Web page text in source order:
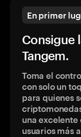
En primer
Consigue
Tangem.
Toma el
con solo un
para quienes
una
usuarios más